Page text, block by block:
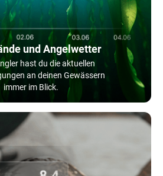
und Angelwetter
hast du die aktuellen
an deinen Gewässern
immer im Blick.